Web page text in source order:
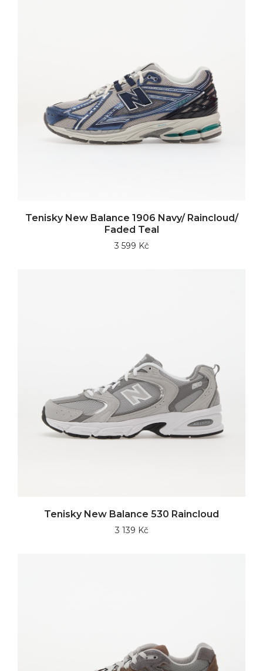
Tenisky New Balance 1906 Navy/ Raincloud/
Faded Teal
3 599 Kč
Tenisky New Balance 530 Raincloud
3 139 Kč